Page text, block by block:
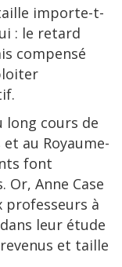
importe-t-
: le retard
compensé
long cours de
au Royaume-
font
Anne Case
professeurs à
leur étude
et taille